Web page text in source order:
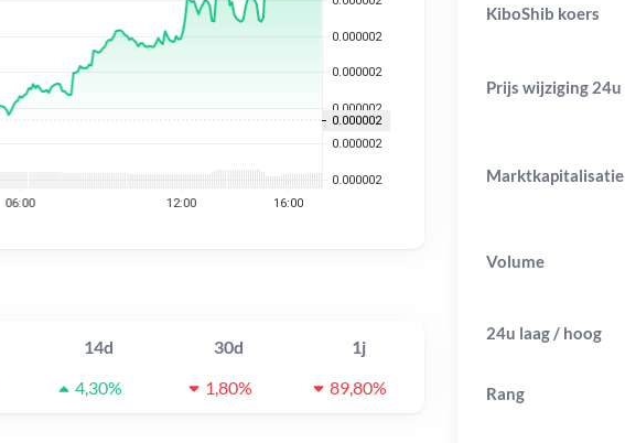
14d 30d
1j
4,30% 1,80% 89,80%
KiboShib koers
Prijs wijziging 24u
Marktkapitalisatie
Volume
24u laag / hoog
Rang